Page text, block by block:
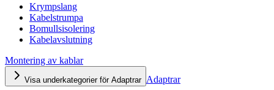
Krympslang
Kabelstrumpa
Bomullsisolering
Kabelavslutning
Montering av kablar
Visa underkategorier för Adaptrar Adaptrar